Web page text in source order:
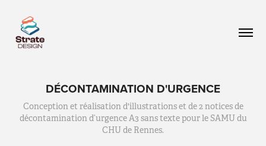
DÉCONTAMINATION D'URGENCE
Conception et réalisation d'illustrations et de 2 notices de
décontamination d’urgence A3 sans texte pour le SAMU du
CHU de Rennes.